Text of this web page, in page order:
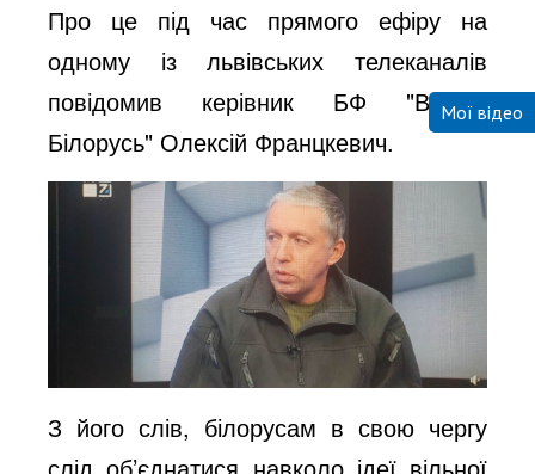
Про це під час прямого ефіру на
одному із львівських телеканалів
повідомив керівник БФ "Вільна
Білорусь" Олексій Францкевич.
З його слів, білорусам в свою чергу
Мої відео